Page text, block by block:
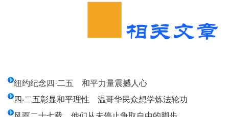
纽约纪念四·二五 和平力量震撼人心
四‧二五彰显和平理性 温哥华民众想学炼法轮功